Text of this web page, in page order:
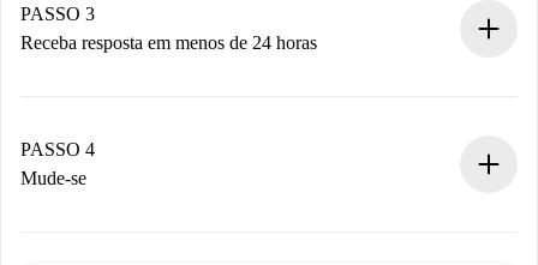
Não cobramos nada até que o proprietário confirme.
PASSO 3
Receba resposta em menos de 24 horas
proprietário.
Se recusada: não cobraremos nada e ofereceremos
PASSO 4
Mude-se